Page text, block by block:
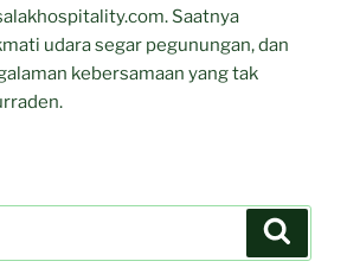
Saatnya
udara segar pegunungan, dan
kebersamaan yang tak